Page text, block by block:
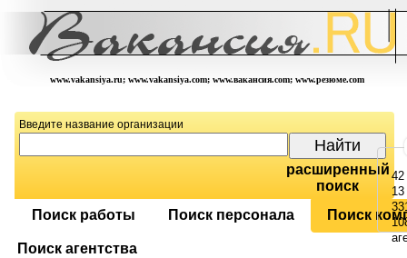
www.vakansiya.ru; www.vakansiya.com; www.вакансия.com; www.резюме.com
Введите название организации
расширенный
поиск
Поиск работы
Поиск персонала Поиск
Поиск агентства
42